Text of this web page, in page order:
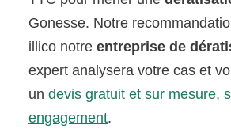
Gonesse. Notre
illico notreentreprise de
expert analysera votre cas et
undevis gratuit et sur mesure,
engagement.